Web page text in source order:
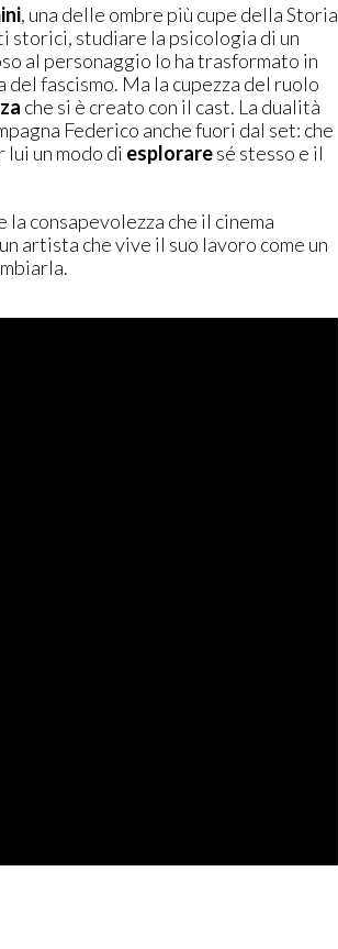
, una delle ombre più cupe della Storia
storici, studiare la psicologia di un
al personaggio lo ha trasformato in
fascismo. Ma la cupezza del ruolo
che si è creato con il cast. La dualità
Federico anche fuori dal set: che
un modo di esploraresé stesso e il
consapevolezza che il cinema
artista che vive il suo lavoro come un